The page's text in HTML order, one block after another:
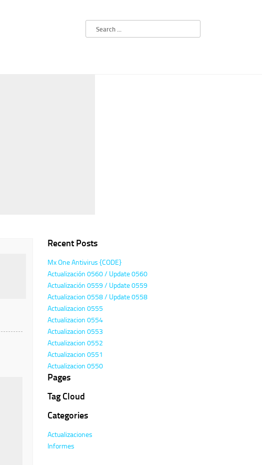
Recent Posts
Mx One Antivirus {CODE}
Actualización 0560 / Update 0560
Actualización 0559 / Update 0559
Actualizacion 0558 / Update 0558
Actualizacion 0555
Actualizacion 0554
Actualizacion 0553
Actualizacion 0552
Actualizacion 0551
Actualizacion 0550
Pages
Tag Cloud
Categories
Actualizaciones
Informes